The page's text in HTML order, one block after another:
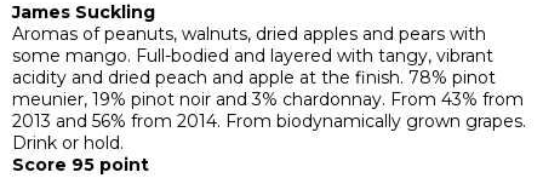
James Suckling
Aromas of peanuts, walnuts, dried apples and pears with
some mango. Full-bodied and layered with tangy, vibrant
acidity and dried peach and apple at the finish. 78% pinot
meunier, 19% pinot noir and 3% chardonnay. From 43% from
2013 and 56% from 2014. From biodynamically grown grapes.
Drink or hold.
Score 95 point